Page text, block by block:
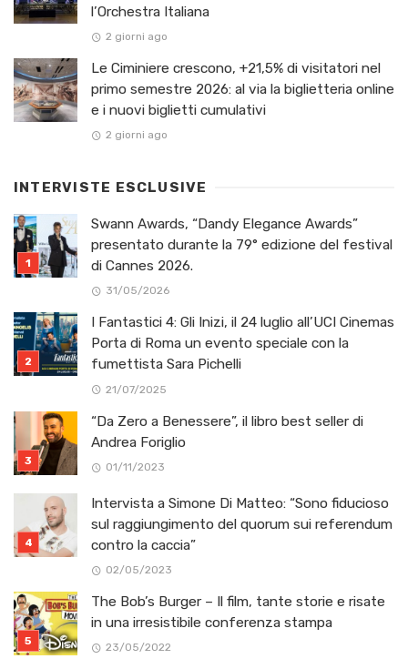
l’Orchestra Italiana ​
2 giorni ago
Le Ciminiere crescono, +21,5% di visitatori nel
primo semestre 2026: al via la biglietteria online
e i nuovi biglietti cumulativi
2 giorni ago
INTERVISTE ESCLUSIVE
Swann Awards, “Dandy Elegance Awards”
presentato durante la 79° edizione del festival
di Cannes 2026.
31/05/2026
I Fantastici 4: Gli Inizi, il 24 luglio all’UCI Cinemas
Porta di Roma un evento speciale con la
fumettista Sara Pichelli
21/07/2025
“Da Zero a Benessere”, il libro best seller di
Andrea Foriglio
01/11/2023
Intervista a Simone Di Matteo: “Sono fiducioso
sul raggiungimento del quorum sui referendum
contro la caccia”
02/05/2023
The Bob’s Burger – Il film, tante storie e risate
in una irresistibile conferenza stampa
23/05/2022